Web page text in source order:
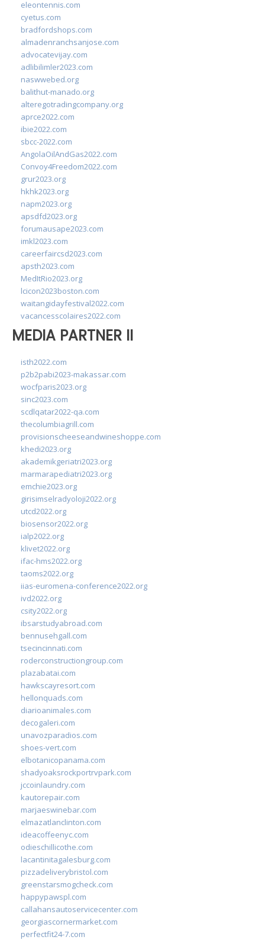
eleontennis.com
cyetus.com
bradfordshops.com
almadenranchsanjose.com
advocatevijay.com
adlibilimler2023.com
naswwebed.org
balithut-manado.org
alteregotradingcompany.org
aprce2022.com
ibie2022.com
sbcc-2022.com
AngolaOilAndGas2022.com
Convoy4Freedom2022.com
grur2023.org
hkhk2023.org
napm2023.org
apsdfd2023.org
forumausape2023.com
imkl2023.com
careerfaircsd2023.com
apsth2023.com
MedItRio2023.org
lcicon2023boston.com
waitangidayfestival2022.com
vacancesscolaires2022.com
MEDIA PARTNER II
isth2022.com
p2b2pabi2023-makassar.com
wocfparis2023.org
sinc2023.com
scdlqatar2022-qa.com
thecolumbiagrill.com
provisionscheeseandwineshoppe.com
khedi2023.org
akademikgeriatri2023.org
marmarapediatri2023.org
emchie2023.org
girisimselradyoloji2022.org
utcd2022.org
biosensor2022.org
ialp2022.org
klivet2022.org
ifac-hms2022.org
taoms2022.org
iias-euromena-conference2022.org
ivd2022.org
csity2022.org
ibsarstudyabroad.com
bennusehgall.com
tsecincinnati.com
roderconstructiongroup.com
plazabatai.com
hawkscayresort.com
hellonquads.com
diarioanimales.com
decogaleri.com
unavozparadios.com
shoes-vert.com
elbotanicopanama.com
shadyoaksrockportrvpark.com
jccoinlaundry.com
kautorepair.com
marjaeswinebar.com
elmazatlanclinton.com
ideacoffeenyc.com
odieschillicothe.com
lacantinitagalesburg.com
pizzadeliverybristol.com
greenstarsmogcheck.com
happypawspl.com
callahansautoservicecenter.com
georgiascornermarket.com
perfectfit24-7.com